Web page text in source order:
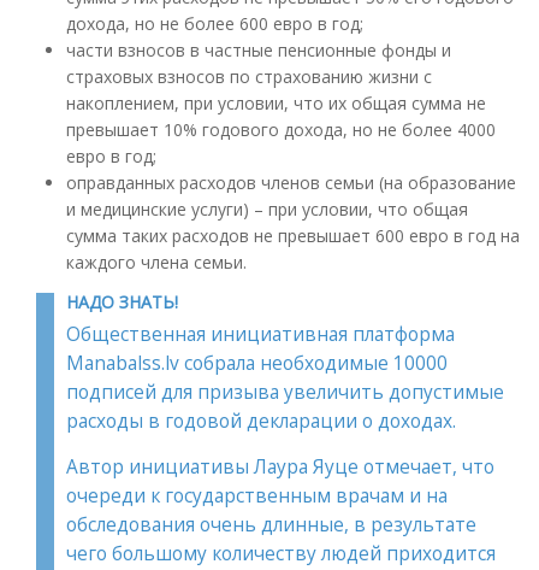
дохода, но не более 600 евро в год;
части взносов в частные пенсионные фонды и
страховых взносов по страхованию жизни с
накоплением, при условии, что их общая сумма не
превышает 10% годового дохода, но не более 4000
евро в год;
оправданных расходов членов семьи (на образование
и медицинские услуги) – при условии, что общая
сумма таких расходов не превышает 600 евро в год на
каждого члена семьи.
НАДО ЗНАТЬ!
Общественная инициативная платформа
Manabalss.lv собрала необходимые 10000
подписей для призыва увеличить допустимые
расходы в годовой декларации о доходах.
Автор инициативы Лаура Яуце отмечает, что
очереди к государственным врачам и на
обследования очень длинные, в результате
чего большому количеству людей приходится